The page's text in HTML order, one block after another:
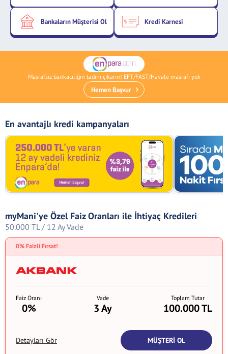
Bankaların Müşterisi Ol Kredi Karnesi
Masrafsız bankacılığın tadını çıkarın! EFT/FAST/Havale masrafı yok
Hemen Başvur
En avantajlı kredi kampanyaları
myMani'ye Özel Faiz Oranları ile İhtiyaç Kredileri
50.000 TL / 12 Ay Vade
0% Faizli Fırsat!
Faiz Oranı
0%
Vade
3 Ay
Toplam Tutar
100.000 TL
Detayları Gör MÜŞTERİ OL